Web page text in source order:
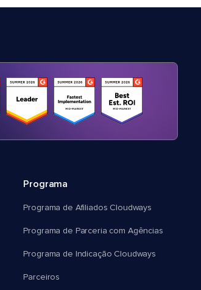
Programa
Programa de Afiliados Cloudways
Programa de Parceria com Agências
Programa de Indicação Cloudways
Parceiros